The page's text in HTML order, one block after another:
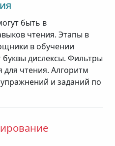
быть в
чтения. Этапы в
в обучении
буквы дислексы. Фильтры
для чтения. Алгоритм
и заданий по